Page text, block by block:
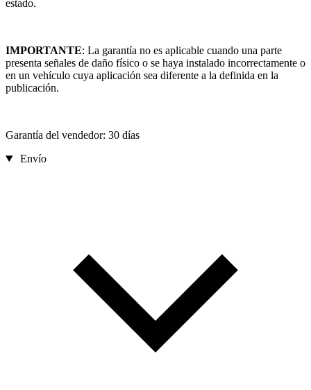
estado.
IMPORTANTE: La garantía no es aplicable cuando una parte
presenta señales de daño físico o se haya instalado incorrectamente o
en un vehículo cuya aplicación sea diferente a la definida en la
publicación.
Garantía del vendedor: 30 días
Envío